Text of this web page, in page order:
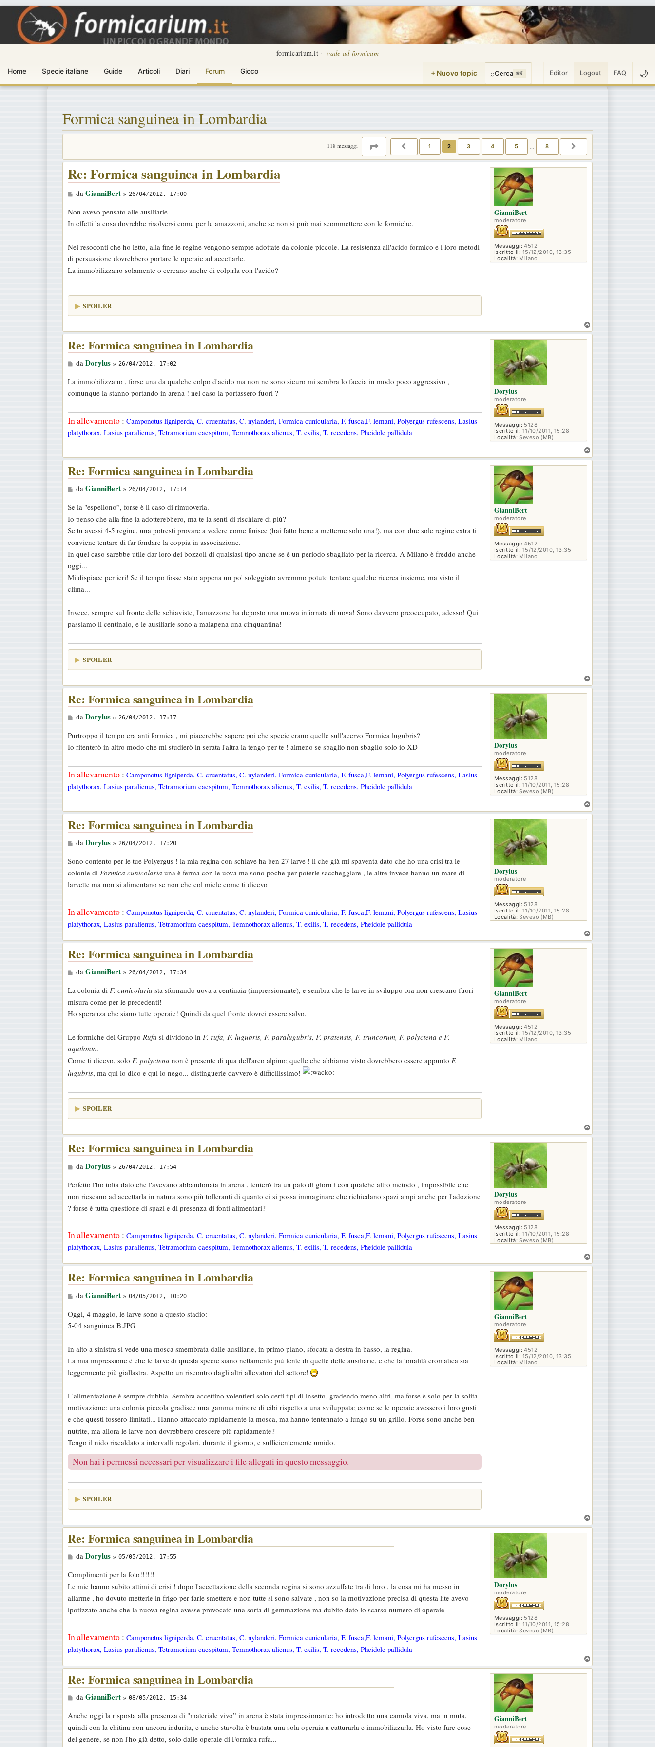
formicarium.it · vade ad formicam
Home Specie italiane Guide Articoli Diari Forum Gioco + Nuovo topic ⌕Cerca ⌘K Editor Logout FAQ 🌙
Formica sanguinea in Lombardia
118 messaggi PAGINA2 PRECEDENTE
1 2 3 4 5 … 8
GianniBert
moderatore
Messaggi: 4512
Iscritto il: 15/12/2010, 13:35
Località: Milano
Re: Formica sanguinea in Lombardia
M
s
s
g
g
i
da GianniBert» 26/04/2012, 17:00
Non avevo pensato alle ausiliarie...
In effetti la cosa dovrebbe risolversi come per le amazzoni, anche se non si può mai scommettere con le formiche.
Nei resoconti che ho letto, alla fine le regine vengono sempre adottate da colonie piccole. La resistenza all'acido formico e i loro metodi
di persuasione dovrebbero portare le operaie ad accettarle.
La immobilizzano solamente o cercano anche di colpirla con l'acido?
SPOILER
o
Dorylus
moderatore
Messaggi: 5128
Iscritto il: 11/10/2011, 15:28
Località: Seveso (MB)
Re: Formica sanguinea in Lombardia
M
s
s
g
g
o
da Dorylus» 26/04/2012, 17:02
La immobilizzano , forse una da qualche colpo d'acido ma non ne sono sicuro mi sembra lo faccia in modo poco aggressivo ,
comunque la stanno portando in arena ! nel caso la portassero fuori ?
In allevamento : Camponotus ligniperda, C. cruentatus, C. nylanderi, Formica cunicularia, F. fusca,F. lemani, Polyergus rufescens, Lasius
platythorax, Lasius paralienus, Tetramorium caespitum, Temnothorax alienus, T. exilis, T. recedens, Pheidole pallidula
o
GianniBert
moderatore
Messaggi: 4512
Iscritto il: 15/12/2010, 13:35
Località: Milano
Re: Formica sanguinea in Lombardia
M
s
s
a
g
g
i
o
da GianniBert» 26/04/2012, 17:14
Se la "espellono”, forse è il caso di rimuoverla.
Io penso che alla fine la adotterebbero, ma te la senti di rischiare di più?
Se tu avessi 4-5 regine, una potresti provare a vedere come finisce (hai fatto bene a metterne solo una!), ma con due sole regine extra ti
conviene tentare di far fondare la coppia in associazione.
In quel caso sarebbe utile dar loro dei bozzoli di qualsiasi tipo anche se è un periodo sbagliato per la ricerca. A Milano è freddo anche
oggi...
Mi dispiace per ieri! Se il tempo fosse stato appena un po' soleggiato avremmo potuto tentare qualche ricerca insieme, ma visto il
clima...
Invece, sempre sul fronte delle schiaviste, l'amazzone ha deposto una nuova infornata di uova! Sono davvero preoccupato, adesso! Qui
passiamo il centinaio, e le ausiliarie sono a malapena una cinquantina!
SPOILER
o
Dorylus
moderatore
Messaggi: 5128
Iscritto il: 11/10/2011, 15:28
Località: Seveso (MB)
Re: Formica sanguinea in Lombardia
M
s
s
g
g
o
da Dorylus» 26/04/2012, 17:17
Purtroppo il tempo era anti formica , mi piacerebbe sapere poi che specie erano quelle sull'acervo Formica lugubris?
Io ritenterò in altro modo che mi studierò in serata l'altra la tengo per te ! almeno se sbaglio non sbaglio solo io XD
In allevamento : Camponotus ligniperda, C. cruentatus, C. nylanderi, Formica cunicularia, F. fusca,F. lemani, Polyergus rufescens, Lasius
platythorax, Lasius paralienus, Tetramorium caespitum, Temnothorax alienus, T. exilis, T. recedens, Pheidole pallidula
o
Dorylus
moderatore
Messaggi: 5128
Iscritto il: 11/10/2011, 15:28
Località: Seveso (MB)
Re: Formica sanguinea in Lombardia
M
s
s
a
g
i
da Dorylus» 26/04/2012, 17:20
Sono contento per le tue Polyergus ! la mia regina con schiave ha ben 27 larve ! il che già mi spaventa dato che ho una crisi tra le
colonie di Formica cunicolaria una è ferma con le uova ma sono poche per poterle saccheggiare , le altre invece hanno un mare di
larvette ma non si alimentano se non che col miele come ti dicevo
In allevamento : Camponotus ligniperda, C. cruentatus, C. nylanderi, Formica cunicularia, F. fusca,F. lemani, Polyergus rufescens, Lasius
platythorax, Lasius paralienus, Tetramorium caespitum, Temnothorax alienus, T. exilis, T. recedens, Pheidole pallidula
o
GianniBert
moderatore
Messaggi: 4512
Iscritto il: 15/12/2010, 13:35
Località: Milano
Re: Formica sanguinea in Lombardia
M
s
s
a
g
i
o
da GianniBert» 26/04/2012, 17:34
La colonia di F. cunicolaria sta sfornando uova a centinaia (impressionante), e sembra che le larve in sviluppo ora non crescano fuori
misura come per le precedenti!
Ho speranza che siano tutte operaie! Quindi da quel fronte dovrei essere salvo.
Le formiche del Gruppo Rufa si dividono in F. rufa, F. lugubris, F. paralugubris, F. pratensis, F. truncorum, F. polyctena e F.
aquilonia.
Come ti dicevo, solo F. polyctena non è presente di qua dell'arco alpino; quelle che abbiamo visto dovrebbero essere appunto F.
lugubris, ma qui lo dico e qui lo nego... distinguerle davvero è difficilissimo!
SPOILER
o
Dorylus
moderatore
Messaggi: 5128
Iscritto il: 11/10/2011, 15:28
Località: Seveso (MB)
Re: Formica sanguinea in Lombardia
M
s
s
a
g
i
da Dorylus» 26/04/2012, 17:54
Perfetto l'ho tolta dato che l'avevano abbandonata in arena , tenterò tra un paio di giorn i con qualche altro metodo , impossibile che
non riescano ad accettarla in natura sono più tolleranti di quanto ci si possa immaginare che richiedano spazi ampi anche per l'adozione
? forse è tutta questione di spazi e di presenza di fonti alimentari?
In allevamento : Camponotus ligniperda, C. cruentatus, C. nylanderi, Formica cunicularia, F. fusca,F. lemani, Polyergus rufescens, Lasius
platythorax, Lasius paralienus, Tetramorium caespitum, Temnothorax alienus, T. exilis, T. recedens, Pheidole pallidula
o
GianniBert
moderatore
Messaggi: 4512
Iscritto il: 15/12/2010, 13:35
Località: Milano
Re: Formica sanguinea in Lombardia
M
s
s
g
g
i
da GianniBert» 04/05/2012, 10:20
Oggi, 4 maggio, le larve sono a questo stadio:
5-04 sanguinea B.JPG
In alto a sinistra si vede una mosca smembrata dalle ausiliarie, in primo piano, sfocata a destra in basso, la regina.
La mia impressione è che le larve di questa specie siano nettamente più lente di quelle delle ausiliarie, e che la tonalità cromatica sia
leggermente più giallastra. Aspetto un riscontro dagli altri allevatori del settore!
L'alimentazione è sempre dubbia. Sembra accettino volentieri solo certi tipi di insetto, gradendo meno altri, ma forse è solo per la solita
motivazione: una colonia piccola gradisce una gamma minore di cibi rispetto a una sviluppata; come se le operaie avessero i loro gusti
e che questi fossero limitati... Hanno attaccato rapidamente la mosca, ma hanno tentennato a lungo su un grillo. Forse sono anche ben
nutrite, ma allora le larve non dovrebbero crescere più rapidamente?
Tengo il nido riscaldato a intervalli regolari, durante il giorno, e sufficientemente umido.
Non hai i permessi necessari per visualizzare i file allegati in questo messaggio.
SPOILER
o
Dorylus
moderatore
Messaggi: 5128
Iscritto il: 11/10/2011, 15:28
Località: Seveso (MB)
Re: Formica sanguinea in Lombardia
M
s
s
a
g
i
o
da Dorylus» 05/05/2012, 17:55
Complimenti per la foto!!!!!!
Le mie hanno subito attimi di crisi ! dopo l'accettazione della seconda regina si sono azzuffate tra di loro , la cosa mi ha messo in
allarme , ho dovuto metterle in frigo per farle smettere e non tutte si sono salvate , non so la motivazione precisa di questa lite avevo
ipotizzato anche che la nuova regina avesse provocato una sorta di gemmazione ma dubito dato lo scarso numero di operaie
In allevamento : Camponotus ligniperda, C. cruentatus, C. nylanderi, Formica cunicularia, F. fusca,F. lemani, Polyergus rufescens, Lasius
platythorax, Lasius paralienus, Tetramorium caespitum, Temnothorax alienus, T. exilis, T. recedens, Pheidole pallidula
o
GianniBert
moderatore
Re: Formica sanguinea in Lombardia
M
s
s
a
da GianniBert» 08/05/2012, 15:34
Anche oggi la risposta alla presenza di "materiale vivo” in arena è stata impressionante: ho introdotto una camola viva, ma in muta,
quindi con la chitina non ancora indurita, e anche stavolta è bastata una sola operaia a catturarla e immobilizzarla. Ho visto fare cose
del genere, se non l'ho già detto, solo dalle operaie di Formica rufa...